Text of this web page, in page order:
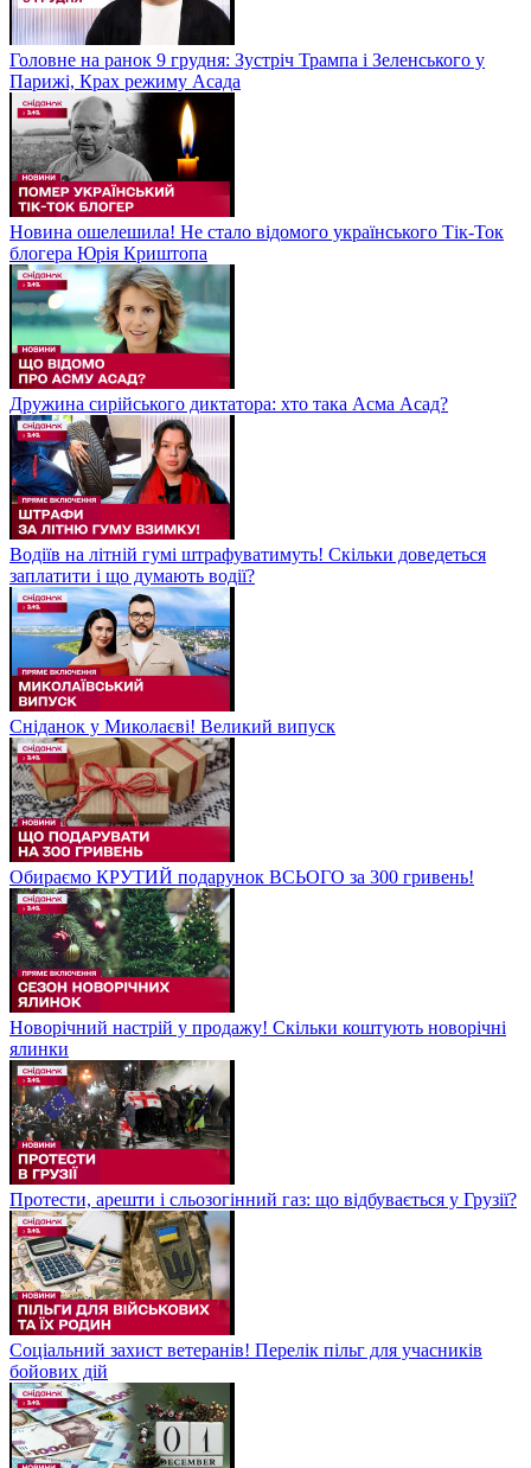
Головне на ранок 9 грудня: Зустріч Трампа і Зеленського у
Парижі, Крах режиму Асада
Новина ошелешила! Не стало відомого українського Тік-Ток
блогера Юрія Криштопа
Дружина сирійського диктатора: хто така Асма Асад?
Водіїв на літній гумі штрафуватимуть! Скільки доведеться
заплатити і що думають водії?
Сніданок у Миколаєві! Великий випуск
Обираємо КРУТИЙ подарунок ВСЬОГО за 300 гривень!
Новорічний настрій у продажу! Скільки коштують новорічні
ялинки
Протести, арешти і сльозогінний газ: що відбувається у Грузії?
Соціальний захист ветеранів! Перелік пільг для учасників
бойових дій